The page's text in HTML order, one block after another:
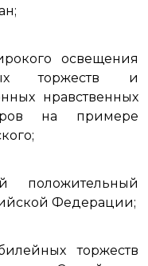
освещения
торжеств и
нравственных
на примере
положительный
Федерации;
торжеств